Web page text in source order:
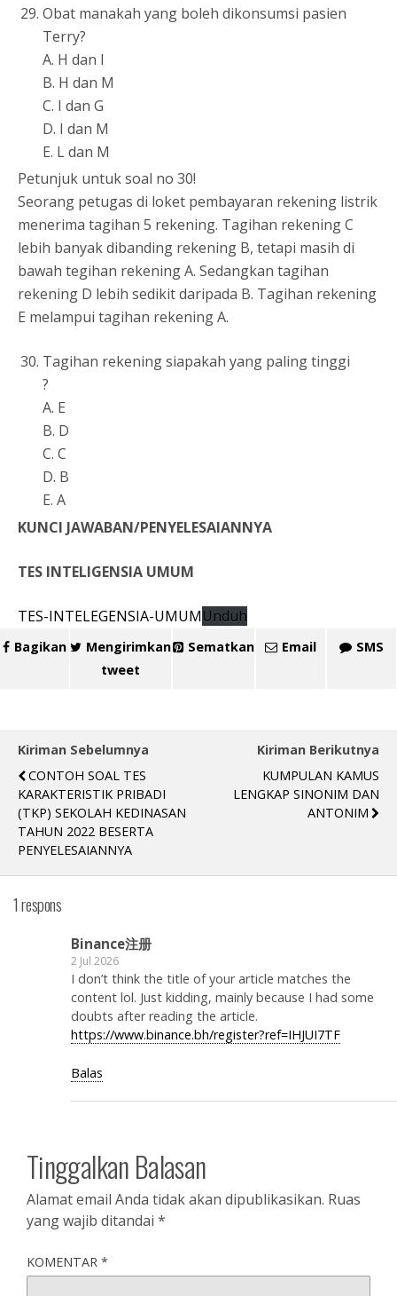
Obat manakah yang boleh dikonsumsi pasien
Terry?
A. H dan I
B. H dan M
C. I dan G
D. I dan M
E. L dan M
Petunjuk untuk soal no 30!
Seorang petugas di loket pembayaran rekening listrik
menerima tagihan 5 rekening. Tagihan rekening C
lebih banyak dibanding rekening B, tetapi masih di
bawah tegihan rekening A. Sedangkan tagihan
rekening D lebih sedikit daripada B. Tagihan rekening
E melampui tagihan rekening A.
Tagihan rekening siapakah yang paling tinggi
?
A. E
B. D
C. C
D. B
E. A
KUNCI JAWABAN/PENYELESAIANNYA
TES INTELIGENSIA UMUM
TES-INTELEGENSIA-UMUMUnduh
Bagikan
Mengirimkan
tweet
Sematkan Email SMS
Kiriman Sebelumnya
CONTOH SOAL TES
KARAKTERISTIK PRIBADI
(TKP) SEKOLAH KEDINASAN
TAHUN 2022 BESERTA
PENYELESAIANNYA
Kiriman Berikutnya
KUMPULAN KAMUS
LENGKAP SINONIM DAN
ANTONIM
1 respons
Binance注册
2 Jul 2026
I don’t think the title of your article matches the
content lol. Just kidding, mainly because I had some
doubts after reading the article.
https://www.binance.bh/register?ref=IHJUI7TF
Balas
Tinggalkan Balasan
Alamat email Anda tidak akan dipublikasikan. Ruas
yang wajib ditandai *
KOMENTAR *